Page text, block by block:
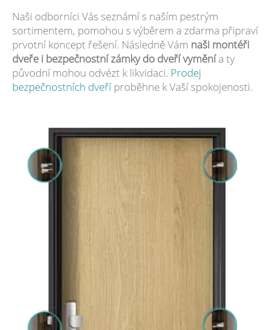
Naši odborníci Vás seznámí s naším pestrým
sortimentem, pomohou s výběrem a zdarma připraví
prvotní koncept řešení. Následně Vám naši montéři
dveře i bezpečnostní zámky do dveří vyměnía ty
původní mohou odvézt k likvidaci. Prodej
bezpečnostních dveří proběhne k Vaší spokojenosti.